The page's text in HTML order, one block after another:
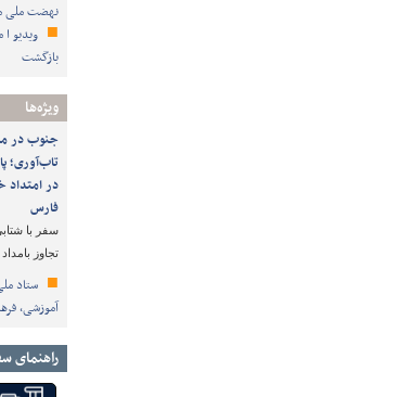
نهضت ملی
ویدیو
بازگشت
ویژه‌ها
جنوب در
تاب‌آوری؛
در امتداد
فارس
سفر با
تجاوز
ستاد
آموزشی،
راهنمای